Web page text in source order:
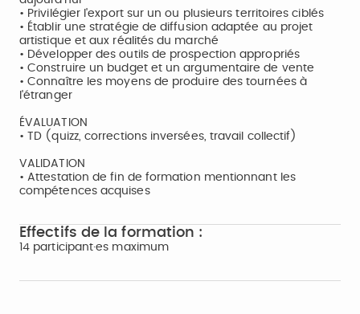
• Privilégier l'export sur un ou plusieurs territoires ciblés
• Établir une stratégie de diffusion adaptée au projet
artistique et aux réalités du marché
• Développer des outils de prospection appropriés
• Construire un budget et un argumentaire de vente
• Connaître les moyens de produire des tournées à
l'étranger
ÉVALUATION
• TD (quizz, corrections inversées, travail collectif)
VALIDATION
• Attestation de fin de formation mentionnant les
compétences acquises
Effectifs de la formation :
14 participant·es maximum